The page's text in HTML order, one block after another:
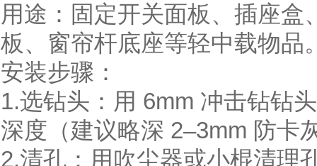
用途：固定开关面板、插座
板、窗帘杆底座等轻中载物品
安装步骤：
1.选钻头：用 6mm 冲击钻钻
深度（建议略深 2–3mm 防卡
2.清孔：用吹尘器或小棍清理